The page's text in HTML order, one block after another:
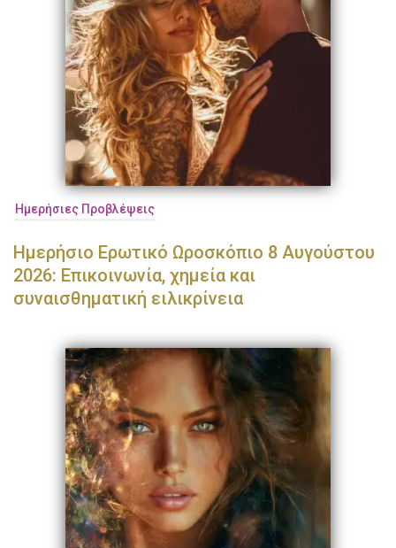
Ημερήσιες Προβλέψεις
Ημερήσιο Ερωτικό Ωροσκόπιο 8 Αυγούστου
2026: Επικοινωνία, χημεία και
συναισθηματική ειλικρίνεια